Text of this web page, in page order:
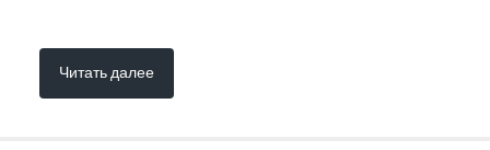
Читать далее